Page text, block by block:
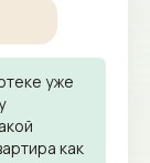
уже
как